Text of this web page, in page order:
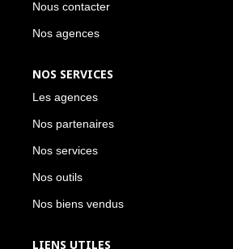
Nous contacter
Nos agences
NOS SERVICES
Les agences
Nos partenaires
Nos services
Nos outils
Nos biens vendus
LIENS UTILES